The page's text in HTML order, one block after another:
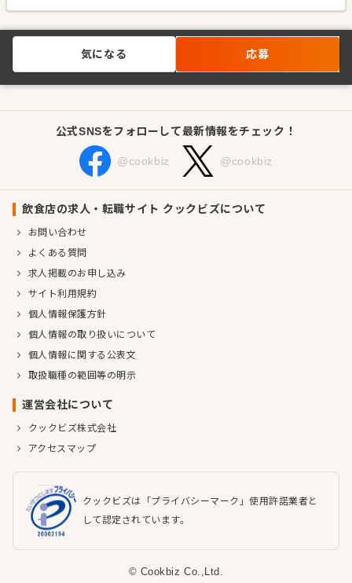
気になる 応募
公式SNSをフォローして最新情報をチェック！
@cookbiz @cookbiz
飲食店の求人・転職サイト クックビズについて
お問い合わせ
よくある質問
求人掲載のお申し込み
サイト利用規約
個人情報保護方針
個人情報の取り扱いについて
個人情報に関する公表文
取扱職種の範囲等の明示
運営会社について
クックビズ株式会社
アクセスマップ
クックビズは「プライバシーマーク」使用許諾業者と
して認定されています。
© Cookbiz Co.,Ltd.